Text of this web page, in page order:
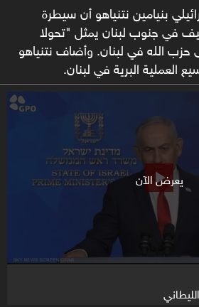
بنيامين نتنياهو أن سيطرة
في جنوب لبنان يمثل "تحولا
الله في لبنان. وأضاف نتنياهو
العملية البرية في لبنان.
يعرض الآن